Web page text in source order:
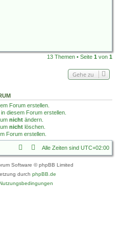
13 Themen • Seite 1 von 1
Gehe zu
Forum erstellen.
diesem Forum erstellen.
nicht ändern.
nicht löschen.
Forum erstellen.
Alle Zeiten sind UTC+02:00
Software © phpBB Limited
durch phpBB.de
Nutzungsbedingungen